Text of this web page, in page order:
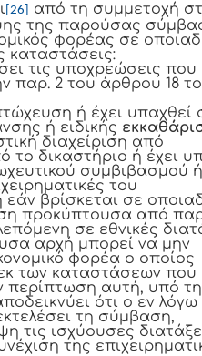
[26]
από τη συμμετοχή
της παρούσας
φορέας σε
καταστάσεις:
τις υποχρεώσεις που
παρ. 2 του άρθρου 18
ή έχει υπαχθεί
ή ειδικής
διαχείριση από
το δικαστήριο ή έχει
συμβιβασμού ή
του
εάν βρίσκεται σε
προκύπτουσα από
σε εθνικές
αρχή μπορεί να μην
φορέα ο οποίος
των καταστάσεων που
περίπτωση αυτή, υπό
ότι ο εν
τη σύμβαση,
τις ισχύουσες
της